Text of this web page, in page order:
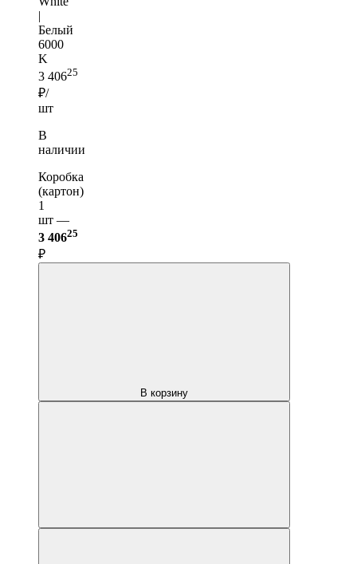
|
Белый
6000
K
3 40625
₽/
шт
В
наличии
Коробка
(картон)
1
шт —
3 40625
₽
В корзину